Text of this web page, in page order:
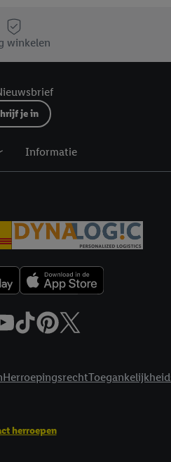
winkelen
je in
Informatie
Herroepingsrecht
herroepen
waarover Criteo S.A. beschikt, aan
technieken en met welke
technisch noodzakelijke cookies
voor alle bovengenoemde